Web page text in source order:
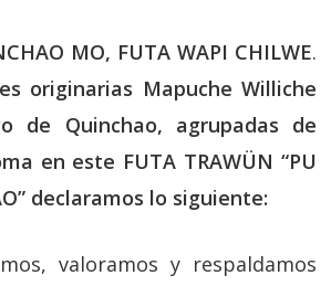
MO, FUTA WAPI CHILWE.
originarias Mapuche Williche
de Quinchao, agrupadas de
en este FUTA TRAWÜN “PU
declaramos lo siguiente:
valoramos y respaldamos